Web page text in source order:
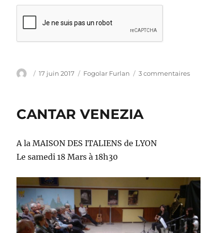
Auteur
Publié
17 juin 2017 Catégories
Fogolar Furlan 3 commentairessur
CANTAR VENEZIA
A la MAISON DES ITALIENS de LYON
Le samedi 18 Mars à 18h30